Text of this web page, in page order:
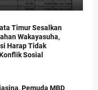
Timur Sesalkan
Wakayasuha,
Harap Tidak
Sosial
Pemuda MBD